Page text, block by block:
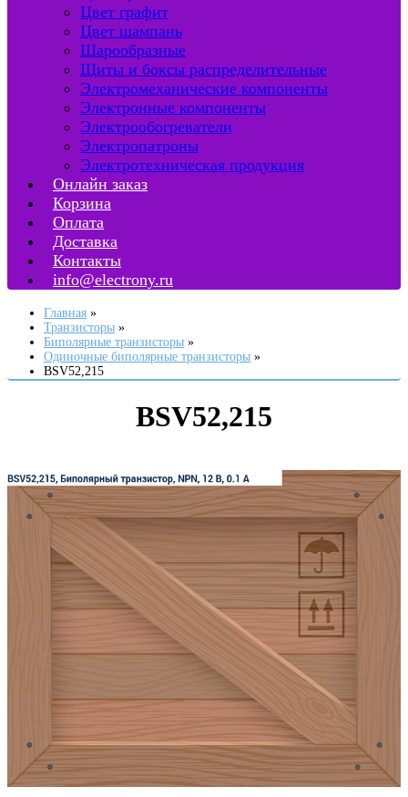
Цвет графит
Цвет шампань
Шарообразные
Щиты и боксы распределительные
Электромеханические компоненты
Электронные компоненты
Электрообогреватели
Электропатроны
Электротехническая продукция
Онлайн заказ
Корзина
Оплата
Доставка
Контакты
info@electrony.ru
Главная
Транзисторы
Биполярные транзисторы
Одиночные биполярные транзисторы
BSV52,215
BSV52,215